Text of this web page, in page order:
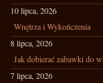
10 lipca, 2026
Wnętrza i Wykończenia
8 lipca, 2026
Jak dobierać zabawki do
7 lipca, 2026